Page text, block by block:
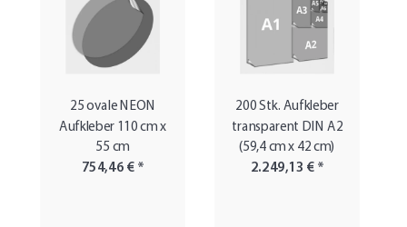
25 ovale NEON
Aufkleber 110 cm x
55 cm
754,46 € *
200 Stk. Aufkleber
transparent DIN A2
(59,4 cm x 42 cm)
2.249,13 € *